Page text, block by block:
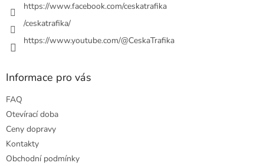
https://www.facebook.com/ceskatrafika
/ceskatrafika/
https://www.youtube.com/@CeskaTrafika
Informace pro vás
FAQ
Otevírací doba
Ceny dopravy
Kontakty
Obchodní podmínky